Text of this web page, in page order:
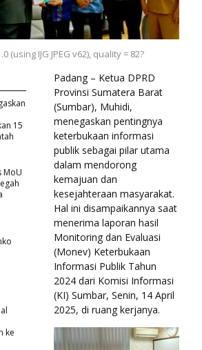
(using IJG JPEG v62), quality = 82?
Padang – Ketua DPRD
Provinsi Sumatera Barat
(Sumbar), Muhidi,
menegaskan pentingnya
keterbukaan informasi
publik sebagai pilar utama
dalam mendorong
kemajuan dan
kesejahteraan masyarakat.
Hal ini disampaikannya saat
menerima laporan hasil
Monitoring dan Evaluasi
(Monev) Keterbukaan
Informasi Publik Tahun
2024 dari Komisi Informasi
(KI) Sumbar, Senin, 14 April
2025, di ruang kerjanya.
15
MoU
ke